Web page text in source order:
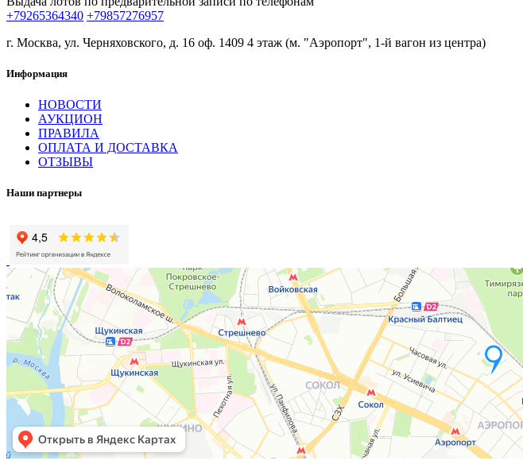
+79265364340 +79857276957
г. Москва, ул. Черняховского, д. 16 оф. 1409 4 этаж (м. "Аэропорт", 1-й вагон из центра)
Информация
НОВОСТИ
АУКЦИОН
ПРАВИЛА
ОПЛАТА И ДОСТАВКА
ОТЗЫВЫ
Наши партнеры